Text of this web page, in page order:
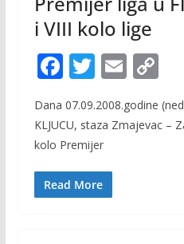
i VIII kolo lige
F
e
b
o
o
T
itt
er
E
m
ai
C
p
Dana 07.09.2008.godine
KLJUCU, staza Zmajevac –
kolo Premijer
Read More